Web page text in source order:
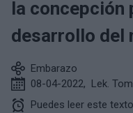
la concepción
desarrollo del
Embarazo
08-04-2022, Lek.
Puedes leer este